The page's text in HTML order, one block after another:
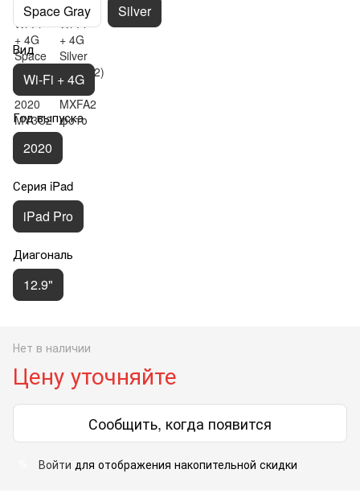
Space Gray Silver
Вид
Wi-Fi + 4G
Год выпуска
2020
Серия iPad
iPad Pro
Диагональ
12.9"
Нет в наличии
Цену уточняйте
Сообщить, когда появится
Войти для отображения накопительной скидки